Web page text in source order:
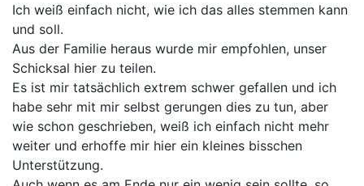
Ich weiß einfach nicht, wie ich das alles stemmen kann
und soll.
Aus der Familie heraus wurde mir empfohlen, unser
Schicksal hier zu teilen.
Es ist mir tatsächlich extrem schwer gefallen und ich
habe sehr mit mir selbst gerungen dies zu tun, aber
wie schon geschrieben, weiß ich einfach nicht mehr
weiter und erhoffe mir hier ein kleines bisschen
Unterstützung.